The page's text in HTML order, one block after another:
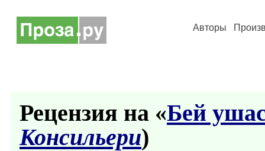
Авторы
Рецензия на «Бей
Консильери)